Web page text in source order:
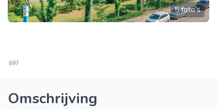
5 foto's
697
Omschrijving